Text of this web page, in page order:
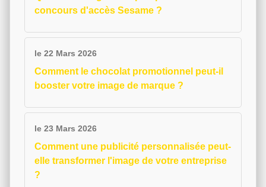
concours d'accès Sesame ?
le 22 Mars 2026
Comment le chocolat promotionnel peut-il
booster votre image de marque ?
le 23 Mars 2026
Comment une publicité personnalisée peut-
elle transformer l'image de votre entreprise
?